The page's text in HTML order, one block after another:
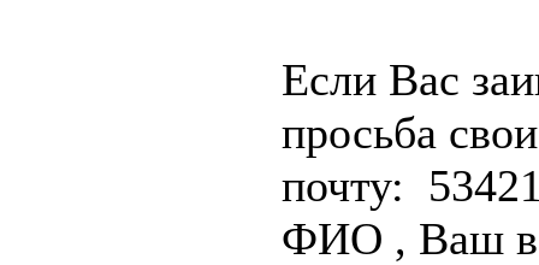
Если Вас
просьба
почту:
ФИО , Ваш